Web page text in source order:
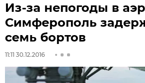
Из-за непогоды в
Симферополь
семь бортов
11:11 30.12.2016